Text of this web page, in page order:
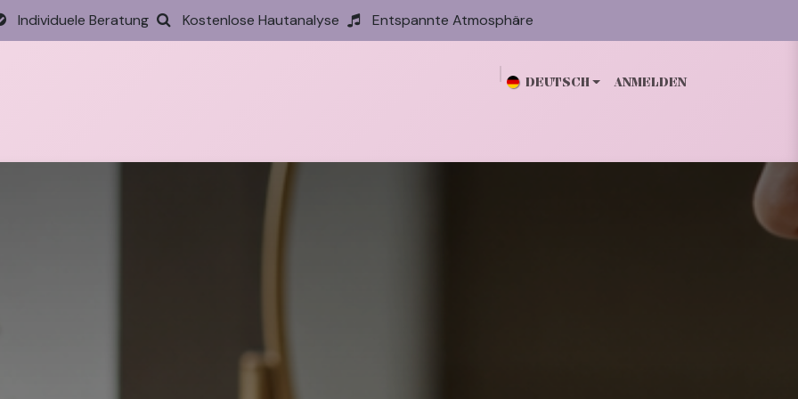
Individuele Beratung Kostenlose Hautanalyse Entspannte Atmosphäre
DEUTSCH ANMELDEN